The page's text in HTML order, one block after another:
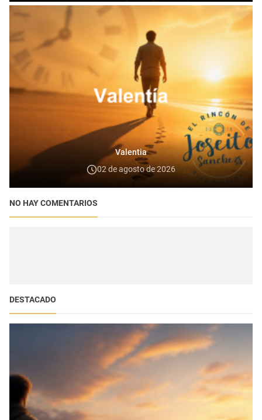
Valentia
02 de agosto de 2026
NO HAY COMENTARIOS
DESTACADO